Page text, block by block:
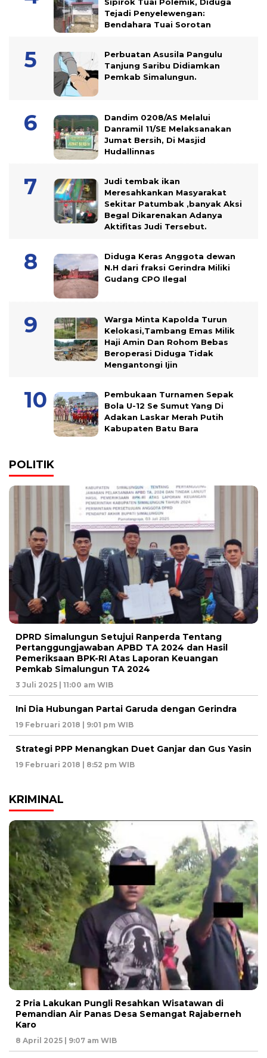
Tejadi Penyelewengan:
Bendahara Tuai Sorotan
Perbuatan Asusila Pangulu
Tanjung Saribu Didiamkan
Pemkab Simalungun.
Dandim 0208/AS Melalui
Danramil 11/SE Melaksanakan
Jumat Bersih, Di Masjid
Hudallinnas
Judi tembak ikan
Meresahkankan Masyarakat
Sekitar Patumbak ,banyak Aksi
Begal Dikarenakan Adanya
Aktifitas Judi Tersebut.
Diduga Keras Anggota dewan
N.H dari fraksi Gerindra Miliki
Gudang CPO Ilegal
Warga Minta Kapolda Turun
Kelokasi,Tambang Emas Milik
Haji Amin Dan Rohom Bebas
Beroperasi Diduga Tidak
Mengantongi Ijin
Pembukaan Turnamen Sepak
Bola U-12 Se Sumut Yang Di
Adakan Laskar Merah Putih
Kabupaten Batu Bara
POLITIK
DPRD Simalungun Setujui Ranperda Tentang
Pertanggungjawaban APBD TA 2024 dan Hasil
Pemeriksaan BPK-RI Atas Laporan Keuangan
Pemkab Simalungun TA 2024
3 Juli 2025 | 11:00 am WIB
Ini Dia Hubungan Partai Garuda dengan Gerindra
19 Februari 2018 | 9:01 pm WIB
Strategi PPP Menangkan Duet Ganjar dan Gus Yasin
19 Februari 2018 | 8:52 pm WIB
KRIMINAL
2 Pria Lakukan Pungli Resahkan Wisatawan di
Pemandian Air Panas Desa Semangat Rajaberneh
Karo
8 April 2025 | 9:07 am WIB